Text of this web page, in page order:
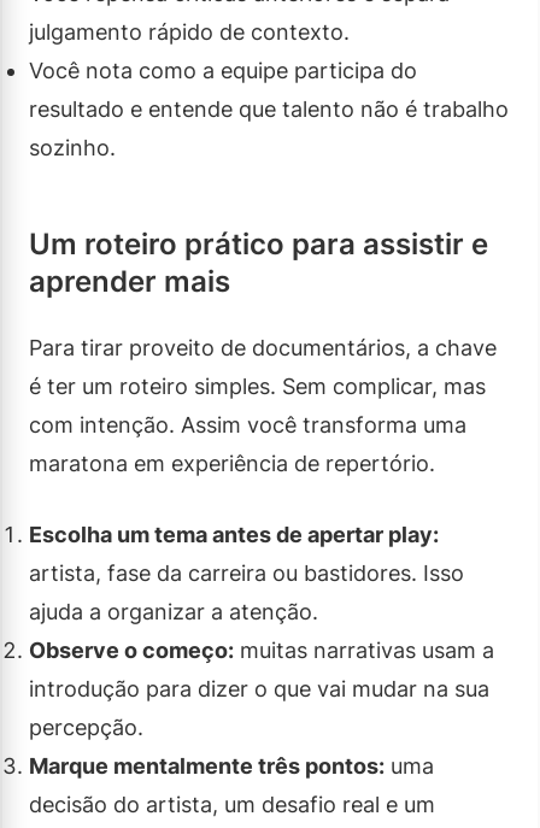
julgamento rápido de contexto.
Você nota como a equipe participa do
resultado e entende que talento não é trabalho
sozinho.
Um roteiro prático para assistir e
aprender mais
Para tirar proveito de documentários, a chave
é ter um roteiro simples. Sem complicar, mas
com intenção. Assim você transforma uma
maratona em experiência de repertório.
Escolha um tema antes de apertar play:
artista, fase da carreira ou bastidores. Isso
ajuda a organizar a atenção.
Observe o começo: muitas narrativas usam a
introdução para dizer o que vai mudar na sua
percepção.
Marque mentalmente três pontos: uma
decisão do artista, um desafio real e um